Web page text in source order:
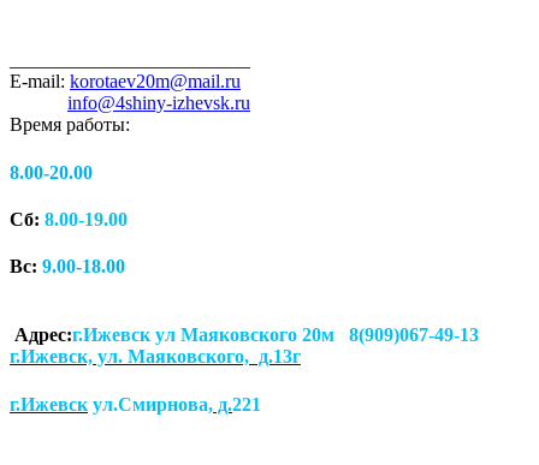
E-mail: korotaev20m@mail.ru
info@4shiny-izhevsk.ru
Время работы:
8.00-20.00
Сб: 8.00-19.00
Вс: 9.00-18.00
Адрес:г.Ижевск ул Маяковского 20м 8(909)067-49-13
г.Ижевск, ул. Маяковского, д.13г
г.Ижевск ул.Смирнова, д.221